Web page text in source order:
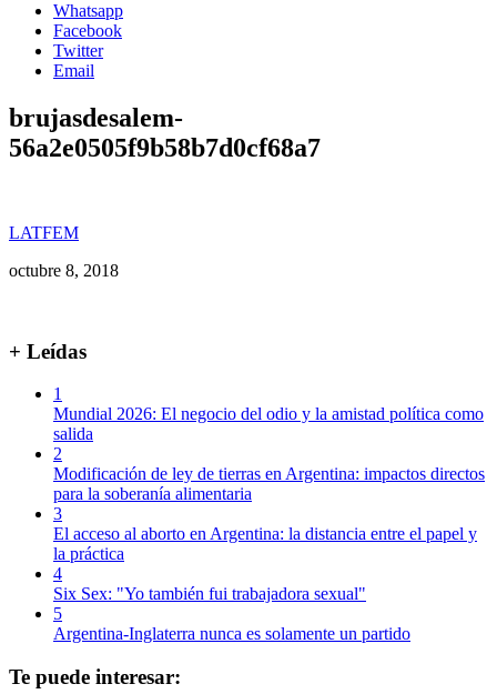
Whatsapp
Facebook
Twitter
Email
brujasdesalem-
56a2e0505f9b58b7d0cf68a7
LATFEM
octubre 8, 2018
+ Leídas
1
Mundial 2026: El negocio del odio y la amistad política como
salida
2
Modificación de ley de tierras en Argentina: impactos directos
para la soberanía alimentaria
3
El acceso al aborto en Argentina: la distancia entre el papel y
la práctica
4
Six Sex: "Yo también fui trabajadora sexual"
5
Argentina-Inglaterra nunca es solamente un partido
Te puede interesar: